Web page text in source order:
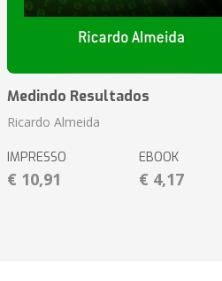
Medindo Resultados
Ricardo Almeida
IMPRESSO
€ 10,91
EBOOK
€ 4,17